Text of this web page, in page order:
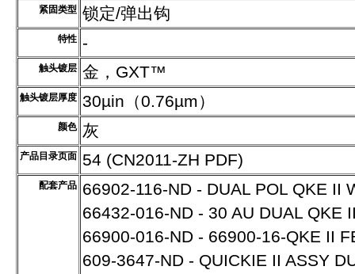
紧固类型 锁定/弹出钩
特性 -
触头镀层 金，GXT™
触头镀层厚度 30µin（0.76µm）
颜色 灰
产品目录页面 54 (CN2011-ZH PDF)
配套产品 66902-116-ND - DUAL POL QKE II
66432-016-ND - 30 AU DUAL QKE
66900-016-ND - 66900-16-QKE II
609-3647-ND - QUICKIE II ASSY